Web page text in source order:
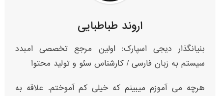
اروند طباطبایی
بنیانگذار دیجی اسپارک: اولین مرجع تخصصی امبدد
سیستم به زبان فارسی / کارشناس سئو و تولید محتوا
هرچه می آموزم میبینم که خیلی کم آموختم. علاقه به